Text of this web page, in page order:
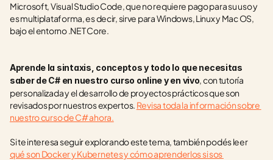
Microsoft, Visual Studio Code, que no requiere pago para su uso y
es multiplataforma, es decir, sirve para Windows, Linux y Mac OS,
bajo el entorno .NET Core.
Aprende la sintaxis, conceptos y todo lo que necesitas
saber de C# en nuestro curso online y en vivo, con tutoría
personalizada y el desarrollo de proyectos prácticos que son
revisados por nuestros expertos. Revisa toda la información sobre
nuestro curso de C# ahora.
Si te interesa seguir explorando este tema, también podés leer
qué son Docker y Kubernetes y cómo aprenderlos si sos